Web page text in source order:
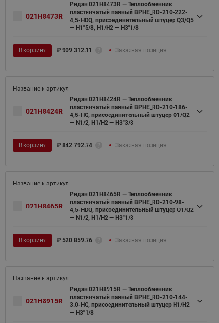
021H8473R
Ридан 021H8473R — Теплообменник
пластинчатый паяный BPHE_RD-210-222-
4,5-HDQ, присоединительный штуцер Q3/Q5
— H1"5/8, H1/H2 — H3"1/8
В корзину ₽ 909 312.11 Заказная позиция
021H8424R
Ридан 021H8424R — Теплообменник
пластинчатый паяный BPHE_RD-210-186-
4,5-HQ, присоединительный штуцер Q1/Q2
— N1/2, H1/H2 — H3"3/8
В корзину ₽ 842 792.74 Заказная позиция
021H8465R
Ридан 021H8465R — Теплообменник
пластинчатый паяный BPHE_RD-210-98-
4,5-HDQ, присоединительный штуцер Q1/Q2
— N1/2, H1/H2 — H3"1/8
В корзину ₽ 520 859.76 Заказная позиция
021H8915R
Ридан 021H8915R — Теплообменник
пластинчатый паяный BPHE_RD-210-144-
3.0-HQ, присоединительный штуцер H1/H2
— H3''1/8